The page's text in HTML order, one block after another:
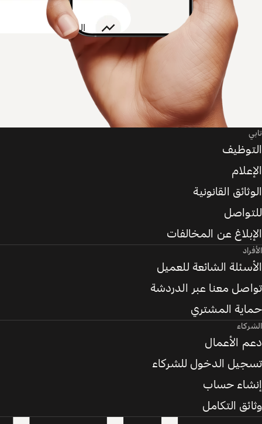
تابي
التوظيف
الإعلام
الوثائق القانونية
للتواصل
الإبلاغ عن المخالفات
الأفراد
الأسئلة الشائعة للعميل
تواصل معنا عبر الدردشة
حماية المشتري
الشركاء
دعم الأعمال
تسجيل الدخول للشركاء
إنشاء حساب
وثائق التكامل